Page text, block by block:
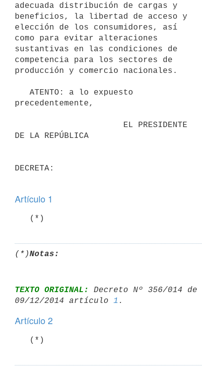
adecuada distribución de cargas y
beneficios, la libertad de acceso y
elección de los consumidores, así
como para evitar alteraciones
sustantivas en las condiciones de
competencia para los sectores de
producción y comercio nacionales.
precedentemente,
DE LA REPÚBLICA
DECRETA:
Artículo 1
   (*)
(*)Notas:
TEXTO ORIGINAL:
Decreto Nº 356/014 de
09/12/2014 artículo 1
Artículo 2
   (*)